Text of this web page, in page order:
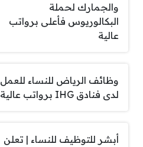
والجمارك لحملة
البكالوريوس فأعلى برواتب
عالية
وظائف الرياض للنساء للعمل
لدى فنادق IHG برواتب عالية
أبشر للتوظيف للنساء | تعلن